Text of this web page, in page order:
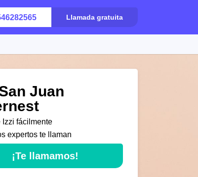
Llamada gratuita
Juan
Izzi fácilmente
expertos te llaman
¡Te llamamos!